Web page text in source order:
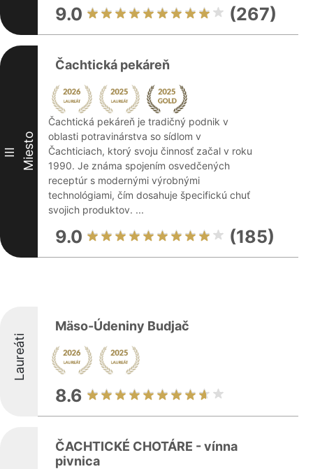
9.0 (267)
III Miesto
Čachtická pekáreň
Čachtická pekáreň je tradičný podnik v
oblasti potravinárstva so sídlom v
Čachticiach, ktorý svoju činnosť začal v roku
1990. Je známa spojením osvedčených
receptúr s modernými výrobnými
technológiami, čím dosahuje špecifickú chuť
svojich produktov. ...
9.0 (185)
Laureáti
Mäso-Údeniny Budjač
8.6
ČACHTICKÉ CHOTÁRE - vínna
pivnica